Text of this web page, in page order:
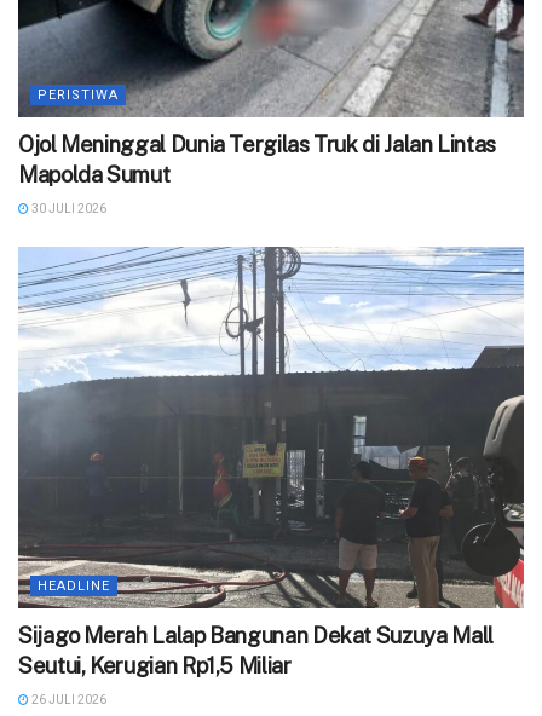
PERISTIWA
Ojol Meninggal Dunia Tergilas Truk di Jalan Lintas
Mapolda Sumut
30 JULI 2026
HEADLINE
Sijago Merah Lalap Bangunan Dekat Suzuya Mall
Seutui, Kerugian Rp1,5 Miliar
26 JULI 2026